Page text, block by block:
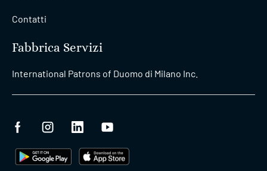
Contatti
Fabbrica Servizi
International Patrons of Duomo di Milano Inc.